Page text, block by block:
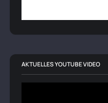
AKTUELLES YOUTUBE VIDEO